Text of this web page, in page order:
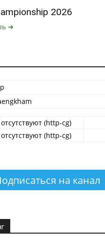
2026
➔
(http-cg)
(http-cg)
на канал